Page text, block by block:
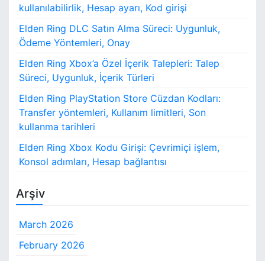
kullanılabilirlik, Hesap ayarı, Kod girişi
Elden Ring DLC Satın Alma Süreci: Uygunluk,
Ödeme Yöntemleri, Onay
Elden Ring Xbox’a Özel İçerik Talepleri: Talep
Süreci, Uygunluk, İçerik Türleri
Elden Ring PlayStation Store Cüzdan Kodları:
Transfer yöntemleri, Kullanım limitleri, Son
kullanma tarihleri
Elden Ring Xbox Kodu Girişi: Çevrimiçi işlem,
Konsol adımları, Hesap bağlantısı
Arşiv
March 2026
February 2026